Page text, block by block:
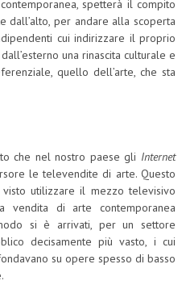
spetterà il compito
per andare alla scoperta
cui indirizzare il proprio
una rinascita culturale e
quello dell’arte, che sta
che nel nostro paese gli Internet
le televendite di arte. Questo
visto utilizzare il mezzo televisivo
vendita di arte contemporanea
si è arrivati, per un settore
decisamente più vasto, i cui
su opere spesso di basso